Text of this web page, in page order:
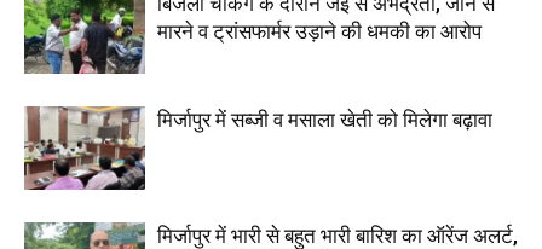
मारने व ट्रांसफार्मर उड़ाने की धमकी का आरोप
मिर्जापुर में सब्जी व मसाला खेती को मिलेगा बढ़ावा
मिर्जापुर में भारी से बहुत भारी बारिश का ऑरेंज अलर्ट,